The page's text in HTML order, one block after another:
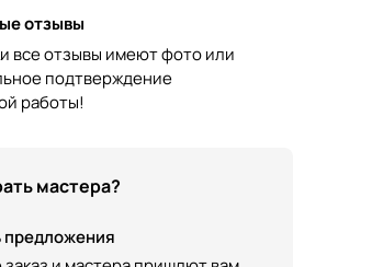
отзывы
все отзывы имеют фото или
подтверждение
работы!
мастера?
предложения